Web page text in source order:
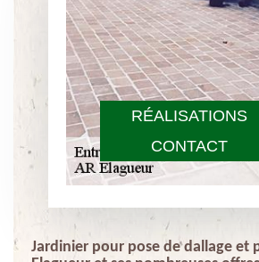
RÉALISATIONS
CONTACT
Jardinier pour pose de dallage et